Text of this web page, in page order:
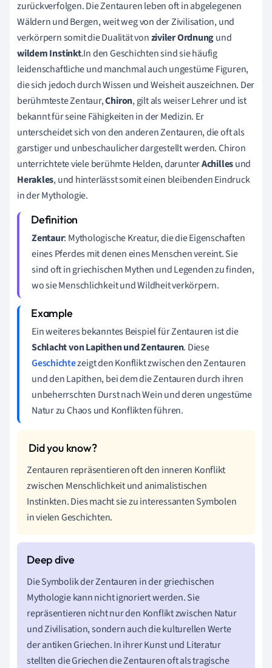
zurückverfolgen. Die Zentauren leben oft in abgelegenen
Wäldern und Bergen, weit weg von der Zivilisation, und
verkörpern somit die Dualität vonziviler Ordnungund
wildem Instinkt.In den Geschichten sind sie häufig
leidenschaftliche und manchmal auch ungestüme Figuren,
die sich jedoch durch Wissen und Weisheit auszeichnen. Der
berühmteste Zentaur,Chiron, gilt als weiser Lehrer und ist
bekannt für seine Fähigkeiten in der Medizin. Er
unterscheidet sich von den anderen Zentauren, die oft als
garstiger und unbeschaulicher dargestellt werden. Chiron
unterrichtete viele berühmte Helden, darunterAchillesund
Herakles, und hinterlässt somit einen bleibenden Eindruck
in der Mythologie.
Zentaur: Mythologische Kreatur, die die Eigenschaften
eines Pferdes mit denen eines Menschen vereint. Sie
sind oft in griechischen Mythen und Legenden zu finden,
wo sie Menschlichkeit und Wildheit verkörpern.
Ein weiteres bekanntes Beispiel für Zentauren ist die
Schlacht von Lapithen und Zentauren. Diese
Geschichtezeigt den Konflikt zwischen den Zentauren
und den Lapithen, bei dem die Zentauren durch ihren
unbeherrschten Durst nach Wein und deren ungestüme
Natur zu Chaos und Konflikten führen.
Zentauren repräsentieren oft den inneren Konflikt
zwischen Menschlichkeit und animalistischen
Instinkten. Dies macht sie zu interessanten Symbolen
in vielen Geschichten.
Die Symbolik der Zentauren in der griechischen
Mythologie kann nicht ignoriert werden. Sie
repräsentieren nicht nur den Konflikt zwischen Natur
und Zivilisation, sondern auch die kulturellen Werte
der antiken Griechen. In ihrer Kunst und Literatur
stellten die Griechen die Zentauren oft als tragische